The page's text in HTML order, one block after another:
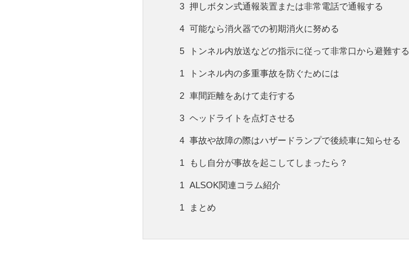
押しボタン式通報装置または非常電話で通報する
可能なら消火器での初期消火に努める
トンネル内放送などの指示に従って非常口から避難する
トンネル内の多重事故を防ぐためには
車間距離をあけて走行する
ヘッドライトを点灯させる
事故や故障の際はハザードランプで後続車に知らせる
もし自分が事故を起こしてしまったら？
ALSOK関連コラム紹介
まとめ